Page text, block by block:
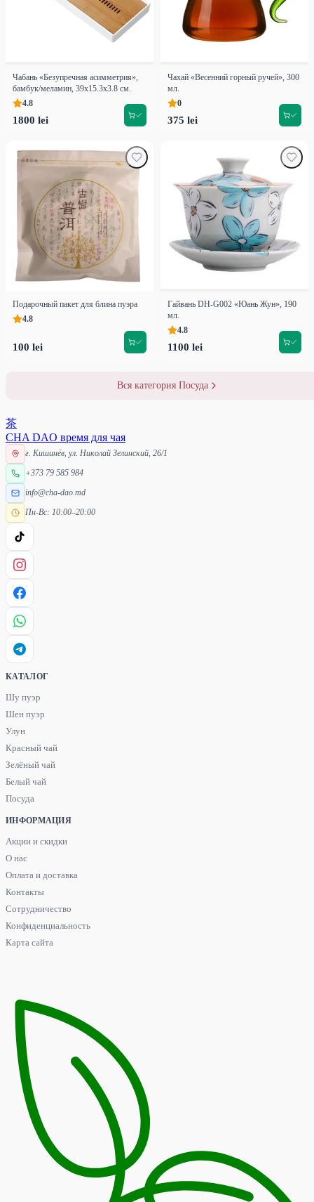
Чабань «Безупречная асимметрия»,
бамбук/меламин, 39х15.3х3.8 см.
4.8
1800 lei
Чахай «Весенний горный ручей», 300
мл.
0
375 lei
Подарочный пакет для блина пуэра
4.8
100 lei
Гайвань DH-G002 «Юань Жун», 190
мл.
4.8
1100 lei
Вся категория Посуда
茶
CHA DAO время для чая
г. Кишинёв, ул. Николай Зелинский, 26/1
+373 79 585 984
info@cha-dao.md
Пн-Вс: 10:00–20:00
КАТАЛОГ
Шу пуэр
Шен пуэр
Улун
Красный чай
Зелёный чай
Белый чай
Посуда
ИНФОРМАЦИЯ
Акции и скидки
О нас
Оплата и доставка
Контакты
Сотрудничество
Конфиденциальность
Карта сайта